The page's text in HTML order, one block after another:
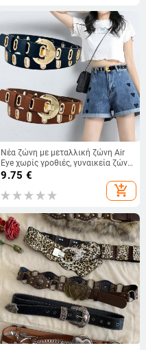
Νέα ζώνη με μεταλλική ζώνη Air
Eye χωρίς γροθιές, γυναικεία ζώνη
κορεατικής έκδοσης, ευέλικτη
μοντέρνα κοίλη διακοσμητική
ζώνη χονδρικής
9.75 €
add_shopping_cart